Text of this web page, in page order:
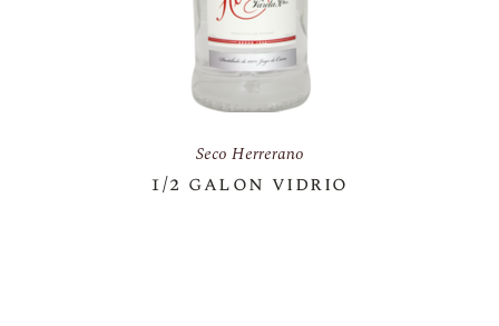
Seco Herrerano
1/2 galon vidrio